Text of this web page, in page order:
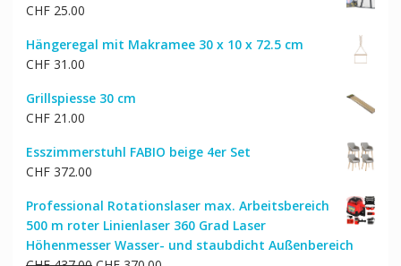
CHF25.00
Hängeregal mit Makramee 30 x 10 x 72.5 cm
CHF31.00
Grillspiesse 30 cm
CHF21.00
Esszimmerstuhl FABIO beige 4er Set
CHF372.00
Professional Rotationslaser max. Arbeitsbereich
500 m roter Linienlaser 360 Grad Laser
Höhenmesser Wasser- und staubdicht Außenbereich